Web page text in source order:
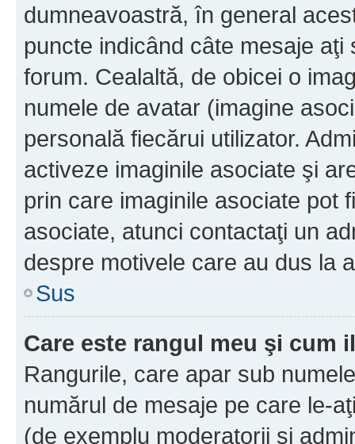
dumneavoastră, în general
puncte indicând câte mesaje
forum. Cealaltă, de obicei o
numele de avatar (imagine
personală fiecărui utilizator.
activeze imaginile asociate şi
prin care imaginile asociate pot
asociate, atunci contactaţi un
despre motivele care au dus la
Sus
Care este rangul meu şi cum
Rangurile, care apar sub
numărul de mesaje pe care le-
(de exemplu moderatorii şi